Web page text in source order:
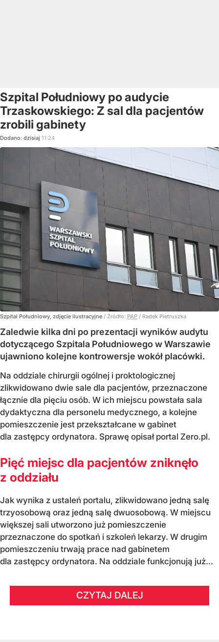
Szpital Południowy po audycie
Trzaskowskiego: Z sal dla pacjentów
zrobili gabinety
Dodano: dzisiaj 11:24
Szpital Południowy, zdjęcie ilustracyjne / Źródło: PAP / Radek Pietruszka
Zaledwie kilka dni po prezentacji wyników audytu
dotyczącego Szpitala Południowego w Warszawie
ujawniono kolejne kontrowersje wokół placówki.
Na oddziale chirurgii ogólnej i proktologicznej
zlikwidowano dwie sale dla pacjentów, przeznaczone
łącznie dla pięciu osób. W ich miejscu powstała sala
dydaktyczna dla personelu medycznego, a kolejne
pomieszczenie jest przekształcane w gabinet
dla zastępcy ordynatora. Sprawę opisał portal Zero.pl.
Pięć miejsc dla pacjentów zniknęło
z oddziału
Jak wynika z ustaleń portalu, zlikwidowano jedną salę
trzyosobową oraz jedną salę dwuosobową. W miejscu
większej sali utworzono już pomieszczenie
przeznaczone do spotkań i szkoleń lekarzy. W drugim
pomieszczeniu trwają prace nad gabinetem
dla zastępcy ordynatora. Na oddziale funkcjonują już...
CZYTAJ DALEJ